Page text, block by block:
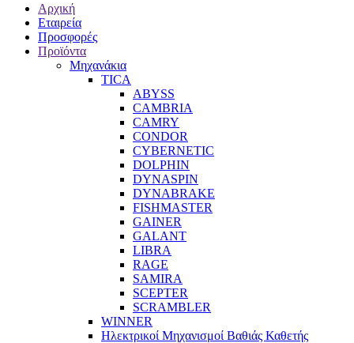
Αρχική
Εταιρεία
Προσφορές
Προϊόντα
Μηχανάκια
TICA
ABYSS
CAMBRIA
CAMRY
CONDOR
CYBERNETIC
DOLPHIN
DYNASPIN
DYNABRAKE
FISHMASTER
GAINER
GALANT
LIBRA
RAGE
SAMIRA
SCEPTER
SCRAMBLER
WINNER
Ηλεκτρικοί Μηχανισμοί Βαθιάς Καθετής